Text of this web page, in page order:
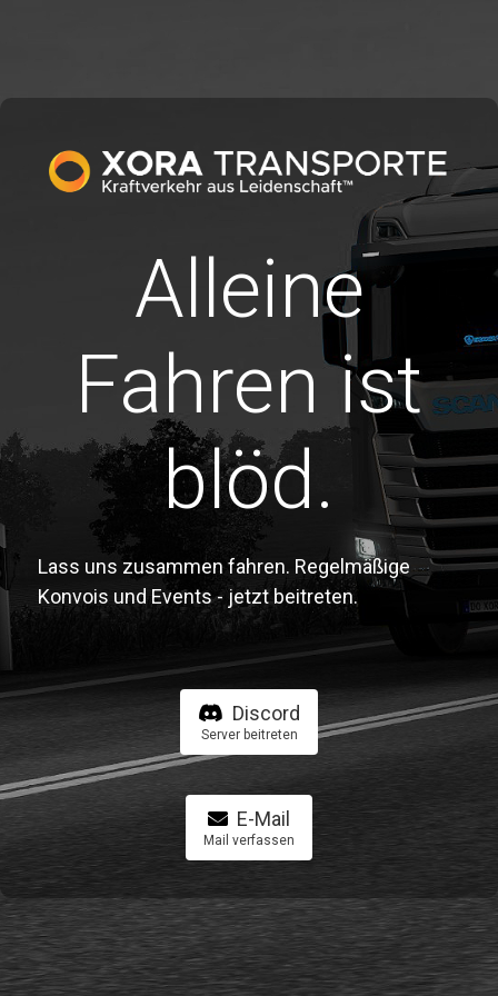
Alleine
Fahren ist
blöd.
Lass uns zusammen fahren. Regelmäßige
Konvois und Events - jetzt beitreten.
Discord
Server beitreten
E-Mail
Mail verfassen